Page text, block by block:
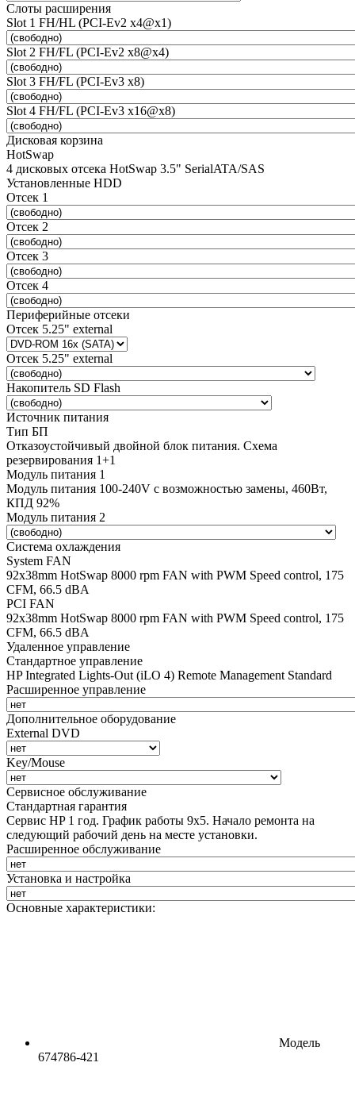
Слоты расширения
Slot 1 FH/HL (PCI-Ev2 x4@x1)
Slot 2 FH/FL (PCI-Ev2 x8@x4)
Slot 3 FH/FL (PCI-Ev3 x8)
Slot 4 FH/FL (PCI-Ev3 x16@x8)
Дисковая корзина
HotSwap
4 дисковых отсека HotSwap 3.5" SerialATA/SAS
Установленные HDD
Отсек 1
Отсек 2
Отсек 3
Отсек 4
Периферийные отсеки
Отсек 5.25" external
Отсек 5.25" external
Накопитель SD Flash
Источник питания
Тип БП
Отказоустойчивый двойной блок питания. Схема
резервирования 1+1
Модуль питания 1
Модуль питания 100-240V с возможностью замены, 460Вт,
КПД 92%
Модуль питания 2
Система охлаждения
System FAN
92х38mm HotSwap 8000 rpm FAN with PWM Speed control, 175
CFM, 66.5 dBA
PCI FAN
92х38mm HotSwap 8000 rpm FAN with PWM Speed control, 175
CFM, 66.5 dBA
Удаленное управление
Стандартное управление
HP Integrated Lights-Out (iLO 4) Remote Management Standard
Расширенное управление
Дополнительное оборудование
External DVD
Key/Mouse
Сервисное обслуживание
Стандартная гарантия
Сервис HP 1 год. График работы 9х5. Начало ремонта на
следующий рабочий день на месте установки.
Расширенное обслуживание
Установка и настройка
Основные характеристики:
Модель
674786-421